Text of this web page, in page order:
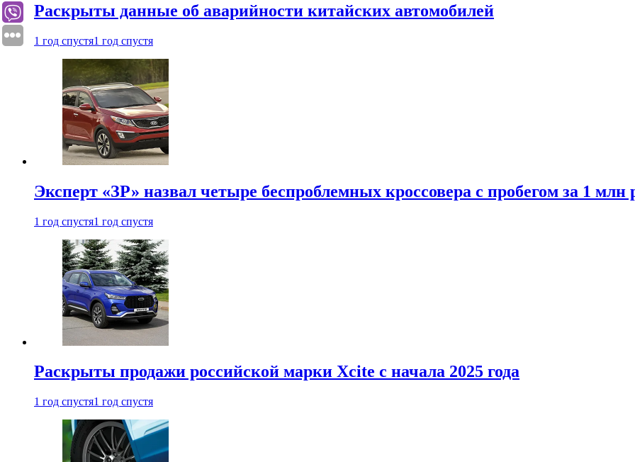
Раскрыты данные об аварийности китайских автомобилей
1 год спустя1 год спустя
Эксперт «ЗР» назвал четыре беспроблемных кроссовера с пробегом за 1 млн
1 год спустя1 год спустя
Раскрыты продажи российской марки Xcite с начала 2025 года
1 год спустя1 год спустя